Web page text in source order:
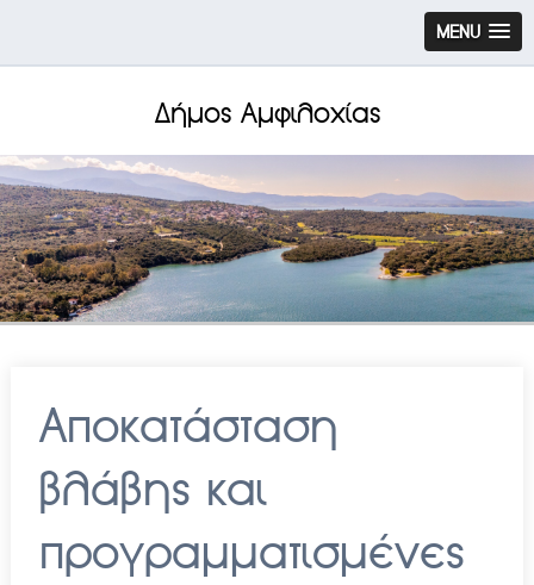
MENU
Δήμος Αμφιλοχίας
Αποκατάσταση
βλάβης και
προγραμματισμένες